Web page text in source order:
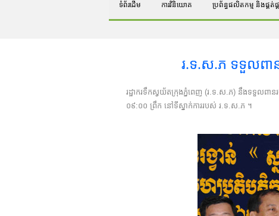
ទំព័រដើម ការវិនិយោគ ប្រព័ន្ធផលិតកម្ម និងផ្គត់
រ.ទ.ស.ភ ទទួលពានរ
រដ្ឋាករទឹកស្វយ័តក្រុងភ្នំពេញ (រ.ទ.ស.ភ) នឹងទទួលពានរង្
០៩:០០ ព្រឹក នៅទីស្នាក់ការរបស់ រ.ទ.ស.ភ ។